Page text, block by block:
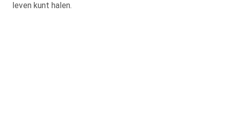
leven kunt halen.